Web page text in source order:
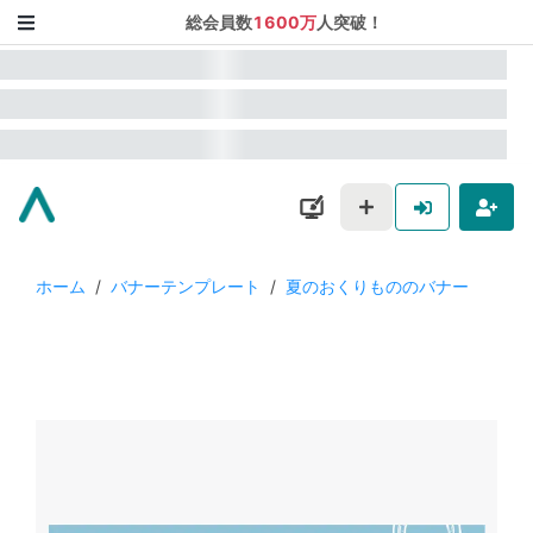
総会員数1600万人突破！
ホーム / バナーテンプレート / 夏のおくりもののバナー